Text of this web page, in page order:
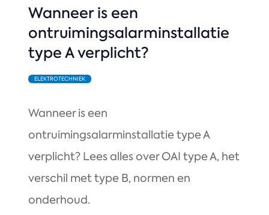
Wanneer is een
ontruimingsalarminstallatie
type A verplicht?
ELEKTROTECHNIEK
Wanneer is een
ontruimingsalarminstallatie type A
verplicht? Lees alles over OAI type A, het
verschil met type B, normen en
onderhoud.